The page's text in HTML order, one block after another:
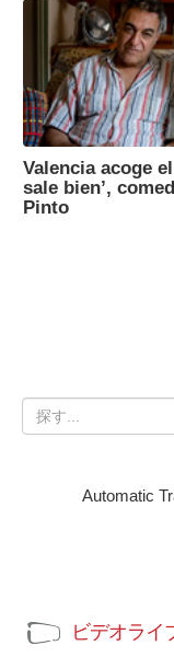
Valencia acoge
sale bien’,
Pinto
Automatic
ビデオライ